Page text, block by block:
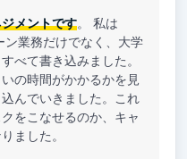
メントです。 私は
業務だけでなく、大学
べて書き込みました。
の時間がかかるかを見
んでいきました。これ
をこなせるのか、キャ
ました。